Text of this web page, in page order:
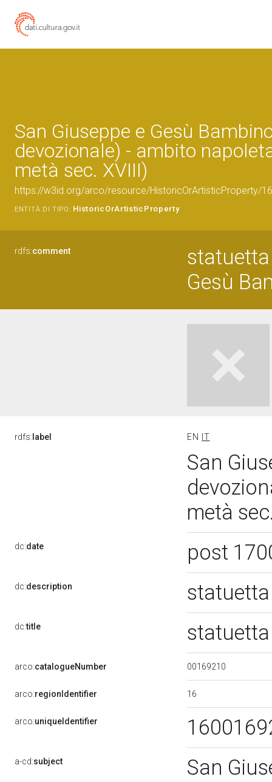
San Giuseppe e Gesù
devozionale) - ambito
metà sec. XVIII)
https://w3id.org/arco/resource/HistoricOrArtisticProperty/
ENTITÀ DI TIPO: HistoricOrArtisticProperty
rdfs:comment
statuetta
Gesù
rdfs: label EN IT
San
metà
dc:date post
dc:description
dc:title
arco:catalogueNumber 00169210
arco:regionIdentifier 16
arco:uniqueIdentifier
a-cd:subject San